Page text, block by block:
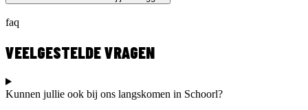
faq
VEELGESTELDE VRAGEN
Kunnen jullie ook bij ons langskomen in Schoorl?